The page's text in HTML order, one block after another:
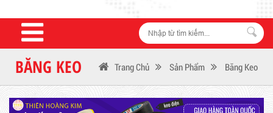
BĂNG KEO Trang Chủ Sản Phẩm Băng Keo